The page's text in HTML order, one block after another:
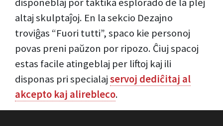
altaj skulptaĵoj. En la sekcio Dezajno
troviĝas “Fuori tutti”, spaco kie personoj
povas preni paŭzon por ripozo. Ĉiuj spacoj
estas facile atingeblaj per liftoj kaj ili
disponas pri specialajservoj dediĉitaj al
akcepto kaj alirebleco.